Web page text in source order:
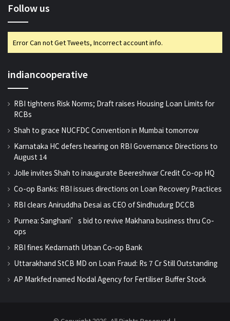
Follow us
Error Can not Get Tweets, Incorrect account info.
indiancooperative
RBI tightens Risk Norms; Draft raises Housing Loan Limits for
RCBs
Shah to grace NUCFDC Convention in Mumbai tomorrow
Karnataka HC defers hearing on RBI Governance Directions to
August 14
Jolle invites Shah to inaugurate Beereshwar Credit Co-op HQ
Co-op Banks: RBI issues directions on Loan Recovery Practices
RBI clears Aniruddha Desai as CEO of Sindhudurg DCCB
Purnea: Sanghani’s bid to revive Makhana business thru Co-
ops
RBI fines Kedarnath Urban Co-op Bank
Uttarakhand StCB MD on Loan Fraud: Rs 7 Cr Still Outstanding
AP Markfed named Nodal Agency for Fertiliser Buffer Stock